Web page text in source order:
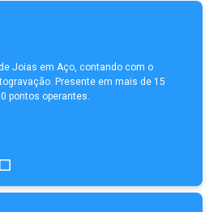
Joias em Aço, contando com o
Presente em mais de 15
pontos operantes.